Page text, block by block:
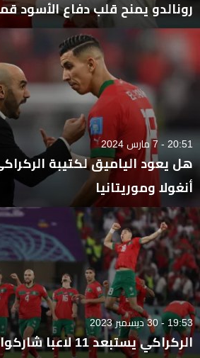
رونالدو يمنح قلب دفاع الأسود
20:51 - 7 مارس 2024
هل يعود الياميق لكتيبة
أنغولا وموريتانيا
19:53 - 30 ديسمبر 2023
الركراكي يستبعد 11